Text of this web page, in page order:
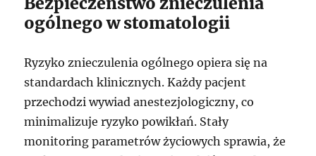
ogólnego w stomatologii
Ryzyko znieczulenia ogólnego opiera się na
standardach klinicznych. Każdy pacjent
przechodzi wywiad anestezjologiczny, co
minimalizuje ryzyko powikłań. Stały
monitoring parametrów życiowych sprawia, że